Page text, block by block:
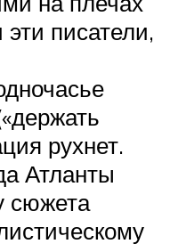
писатели,
рухнет.
Атланты
сюжета